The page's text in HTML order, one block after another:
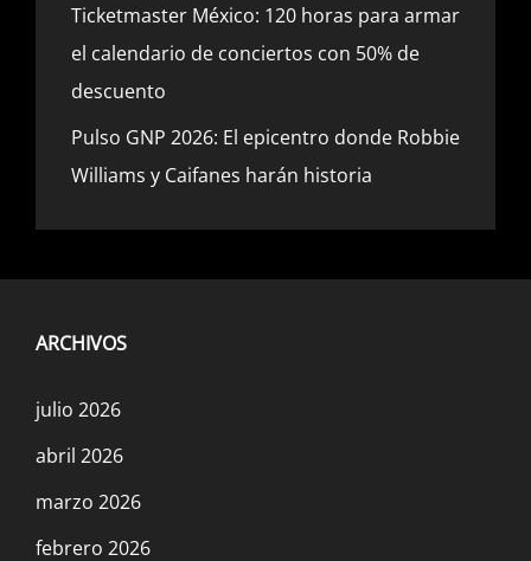
Ticketmaster México: 120 horas para armar
el calendario de conciertos con 50% de
descuento
Pulso GNP 2026: El epicentro donde Robbie
Williams y Caifanes harán historia
ARCHIVOS
julio 2026
abril 2026
marzo 2026
febrero 2026